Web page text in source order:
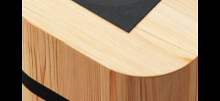
J8 IMÓVEIS
Branding